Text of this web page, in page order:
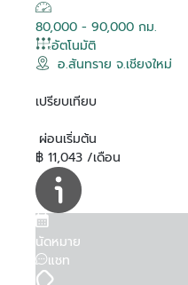
80,000 - 90,000 กม.
อัตโนมัติ
อ.สันทราย จ.เชียงใหม่
เปรียบเทียบ
ผ่อนเริ่มต้น
฿ 11,043 /เดือน
นัดหมาย
แชท